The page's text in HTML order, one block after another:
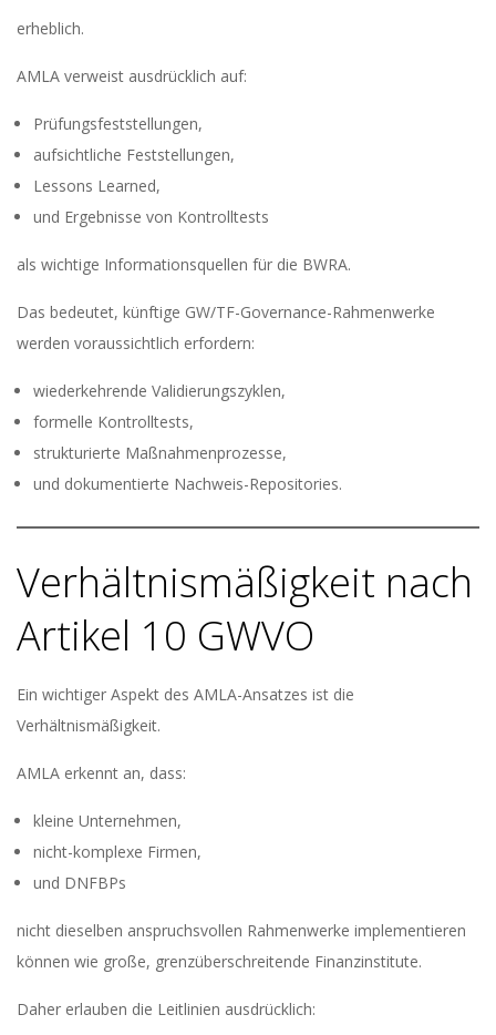
erheblich.
AMLA verweist ausdrücklich auf:
Prüfungsfeststellungen,
aufsichtliche Feststellungen,
Lessons Learned,
und Ergebnisse von Kontrolltests
als wichtige Informationsquellen für die BWRA.
Das bedeutet, künftige GW/TF-Governance-Rahmenwerke
werden voraussichtlich erfordern:
wiederkehrende Validierungszyklen,
formelle Kontrolltests,
strukturierte Maßnahmenprozesse,
und dokumentierte Nachweis-Repositories.
Verhältnismäßigkeit nach
Artikel 10 GWVO
Ein wichtiger Aspekt des AMLA-Ansatzes ist die
Verhältnismäßigkeit.
AMLA erkennt an, dass:
kleine Unternehmen,
nicht-komplexe Firmen,
und DNFBPs
nicht dieselben anspruchsvollen Rahmenwerke implementieren
können wie große, grenzüberschreitende Finanzinstitute.
Daher erlauben die Leitlinien ausdrücklich: